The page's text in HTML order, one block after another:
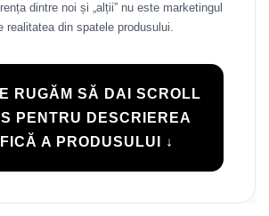
dintre noi și „alții” nu este marketingul
din spatele produsului.
RUGĂM SĂ DAI SCROLL
PENTRU DESCRIEREA
A PRODUSULUI ↓